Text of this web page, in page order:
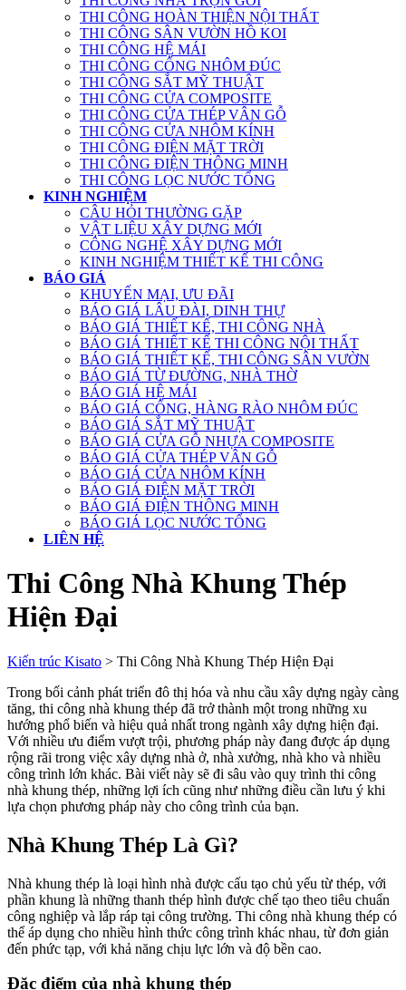
THI CÔNG HOÀN THIỆN NỘI THẤT
THI CÔNG SÂN VƯỜN HỒ KOI
THI CÔNG HỆ MÁI
THI CÔNG CỔNG NHÔM ĐÚC
THI CÔNG SẮT MỸ THUẬT
THI CÔNG CỬA COMPOSITE
THI CÔNG CỬA THÉP VÂN GỖ
THI CÔNG CỬA NHÔM KÍNH
THI CÔNG ĐIỆN MẶT TRỜI
THI CÔNG ĐIỆN THÔNG MINH
THI CÔNG LỌC NƯỚC TỔNG
KINH NGHIỆM
CÂU HỎI THƯỜNG GẶP
VẬT LIỆU XÂY DỰNG MỚI
CÔNG NGHỆ XÂY DỰNG MỚI
KINH NGHIỆM THIẾT KẾ THI CÔNG
BÁO GIÁ
KHUYẾN MẠI, ƯU ĐÃI
BÁO GIÁ LÂU ĐÀI, DINH THỰ
BÁO GIÁ THIẾT KẾ, THI CÔNG NHÀ
BÁO GIÁ THIẾT KẾ THI CÔNG NỘI THẤT
BÁO GIÁ THIẾT KẾ, THI CÔNG SÂN VƯỜN
BÁO GIÁ TỪ ĐƯỜNG, NHÀ THỜ
BÁO GIÁ HỆ MÁI
BÁO GIÁ CỔNG, HÀNG RÀO NHÔM ĐÚC
BÁO GIÁ SẮT MỸ THUẬT
BÁO GIÁ CỬA GỖ NHỰA COMPOSITE
BÁO GIÁ CỬA THÉP VÂN GỖ
BÁO GIÁ CỬA NHÔM KÍNH
BÁO GIÁ ĐIỆN MẶT TRỜI
BÁO GIÁ ĐIỆN THÔNG MINH
BÁO GIÁ LỌC NƯỚC TỔNG
LIÊN HỆ
Thi Công Nhà Khung Thép
Hiện Đại
Kiến trúc Kisato > Thi Công Nhà Khung Thép Hiện Đại
Trong bối cảnh phát triển đô thị hóa và nhu cầu xây dựng ngày càng
tăng, thi công nhà khung thép đã trở thành một trong những xu
hướng phổ biến và hiệu quả nhất trong ngành xây dựng hiện đại.
Với nhiều ưu điểm vượt trội, phương pháp này đang được áp dụng
rộng rãi trong việc xây dựng nhà ở, nhà xưởng, nhà kho và nhiều
công trình lớn khác. Bài viết này sẽ đi sâu vào quy trình thi công
nhà khung thép, những lợi ích cũng như những điều cần lưu ý khi
lựa chọn phương pháp này cho công trình của bạn.
Nhà Khung Thép Là Gì?
Nhà khung thép là loại hình nhà được cấu tạo chủ yếu từ thép, với
phần khung là những thanh thép hình được chế tạo theo tiêu chuẩn
công nghiệp và lắp ráp tại công trường. Thi công nhà khung thép có
thể áp dụng cho nhiều hình thức công trình khác nhau, từ đơn giản
đến phức tạp, với khả năng chịu lực lớn và độ bền cao.
Đặc điểm của nhà khung thép